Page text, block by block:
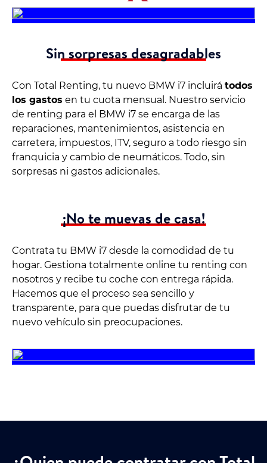
Sin sorpresas desagradables
Con Total Renting, tu nuevo BMW i7 incluirá todos
los gastos en tu cuota mensual. Nuestro servicio
de renting para el BMW i7 se encarga de las
reparaciones, mantenimientos, asistencia en
carretera, impuestos, ITV, seguro a todo riesgo sin
franquicia y cambio de neumáticos. Todo, sin
sorpresas ni gastos adicionales.
¡No te muevas de casa!
Contrata tu BMW i7 desde la comodidad de tu
hogar. Gestiona totalmente online tu renting con
nosotros y recibe tu coche con entrega rápida.
Hacemos que el proceso sea sencillo y
transparente, para que puedas disfrutar de tu
nuevo vehículo sin preocupaciones.